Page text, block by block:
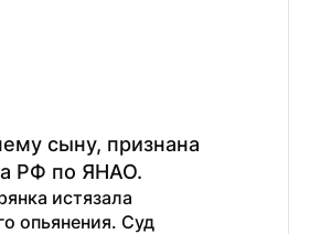
сыну, признана
РФ по ЯНАО.
истязала
опьянения. Суд